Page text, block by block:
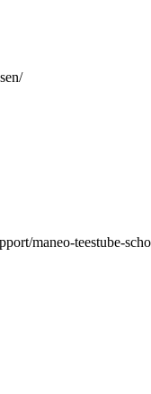
maneo-teestube-